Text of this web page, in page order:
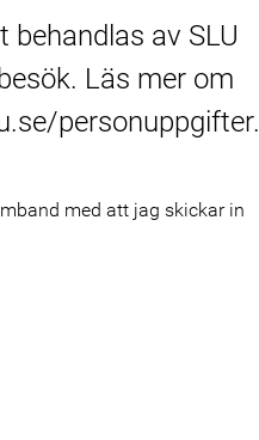
av SLU
Läs mer om
personuppgifter.